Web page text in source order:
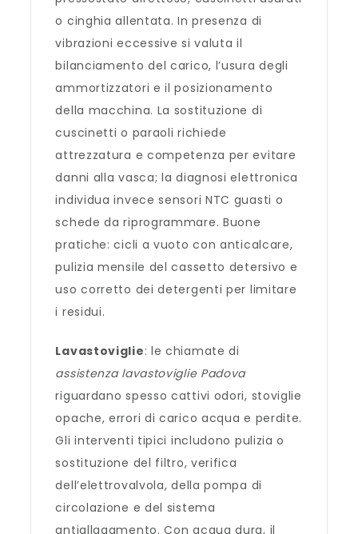
o cinghia allentata. In presenza di
vibrazioni eccessive si valuta il
bilanciamento del carico, l’usura degli
ammortizzatori e il posizionamento
della macchina. La sostituzione di
cuscinetti o paraoli richiede
attrezzatura e competenza per evitare
danni alla vasca; la diagnosi elettronica
individua invece sensori NTC guasti o
schede da riprogrammare. Buone
pratiche: cicli a vuoto con anticalcare,
pulizia mensile del cassetto detersivo e
uso corretto dei detergenti per limitare
i residui.
Lavastoviglie: le chiamate di
assistenza lavastoviglie Padova
riguardano spesso cattivi odori, stoviglie
opache, errori di carico acqua e perdite.
Gli interventi tipici includono pulizia o
sostituzione del filtro, verifica
dell’elettrovalvola, della pompa di
circolazione e del sistema
antiallagamento. Con acqua dura, il